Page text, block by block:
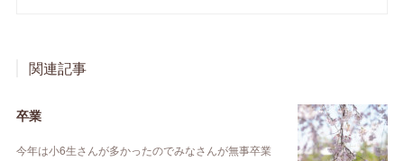
関連記事
卒業
今年は小6生さんが多かったのでみなさんが無事卒業